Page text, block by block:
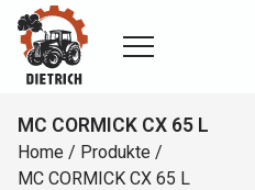
MC CORMICK CX 65 L
Home / Produkte /
MC CORMICK CX 65 L